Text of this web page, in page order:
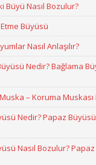
Büyü Nasıl Bozulur?
Büyüsü
Nasıl Anlaşılır?
Nedir? Bağlama
– Koruma Muskası
Nedir? Papaz Büyüsü
Nasıl Bozulur?